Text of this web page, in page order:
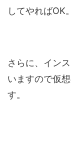
してやればOK
さらに、イン
いますので仮
す。